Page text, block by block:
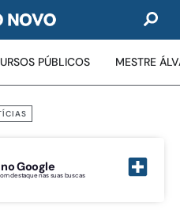
PÚBLICOS MESTRE
Google
destaque nas suas buscas